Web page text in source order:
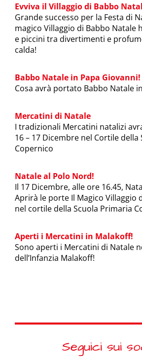
Evviva il Villaggio di Babbo
Grande successo per la Festa di
magico Villaggio di Babbo Natale
e piccini tra divertimenti e
calda!
Babbo Natale in Papa Giovanni!
Cosa avrà portato Babbo Natale
Mercatini di Natale
I tradizionali Mercatini natalizi
16 – 17 Dicembre nel Cortile della
Copernico
Natale al Polo Nord!
Il 17 Dicembre, alle ore 16.45,
Aprirà le porte Il Magico Villaggio
nel cortile della Scuola Primaria
Aperti i Mercatini in Malakoff!
Sono aperti i Mercatini di Natale
dell’Infanzia Malakoff!
Seguici sui